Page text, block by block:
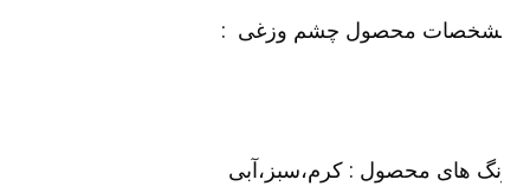
محصول چشم وزغی :
های محصول : کرم،سبز،آبی